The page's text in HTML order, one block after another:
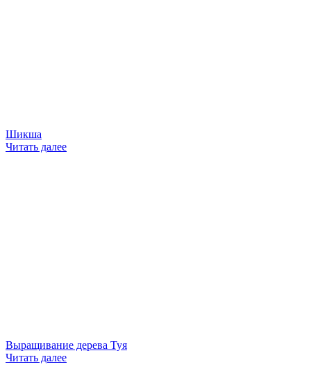
Шикша
Читать далее
Выращивание дерева Туя
Читать далее